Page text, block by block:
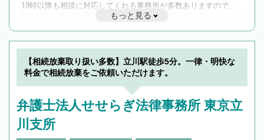
19時以降も相談に対応してくれる事務所が多数ありますので、
遅い時間の相談が増えそうな場合はそのような事務所に絞り込
んで検索してみましょう。
19時以降TEL可の条件
を加えて再検索
もっと見る
【相続放棄取り扱い多数】立川駅徒歩5分。一律・明快な
料金で相続放棄をご依頼いただけます。
弁護士法人せせらぎ法律事務所 東京立
川支所